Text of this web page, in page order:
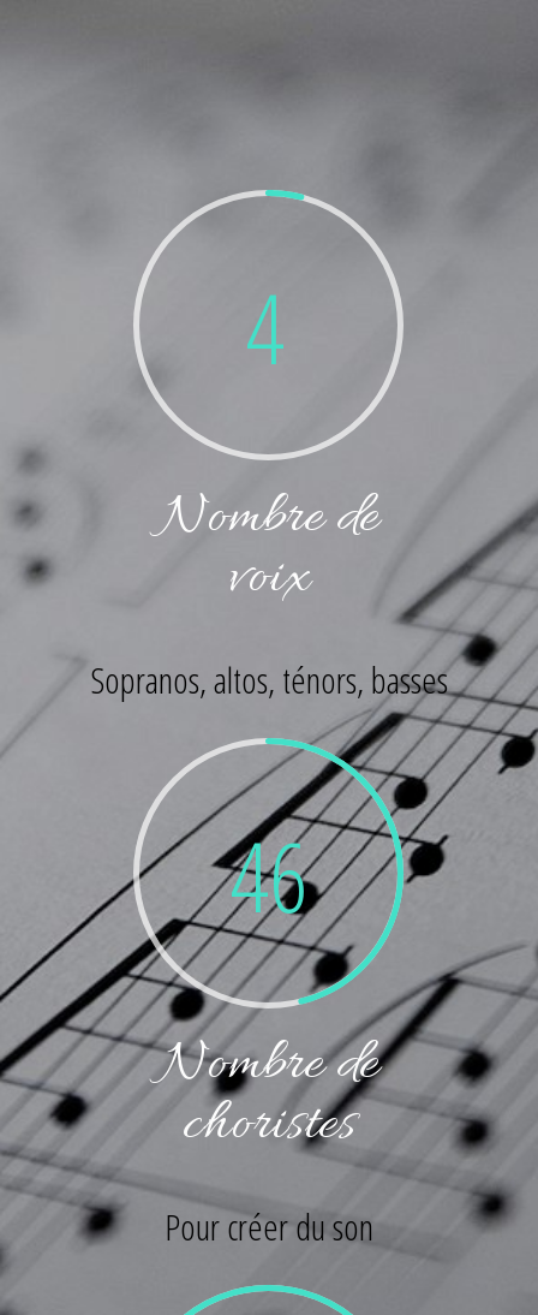
4
Nombre de
voix
Sopranos, altos, ténors, basses
46
Nombre de
choristes
Pour créer du son